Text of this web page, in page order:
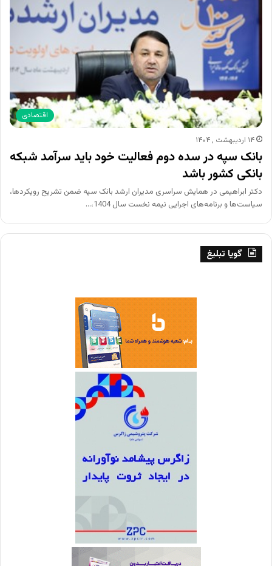
اقتصادی
۱۴ اردیبهشت , ۱۴۰۴
بانک سپه در سده دوم فعالیت خود باید سرآمد شبکه
بانکی کشور باشد
دکتر ابراهیمی در همایش سراسری مدیران ارشد بانک سپه ضمن تشریح رویکردها،
سیاست‌ها و برنامه‌های اجرایی نیمه نخست سال 1404،…
گویا تبلیغ